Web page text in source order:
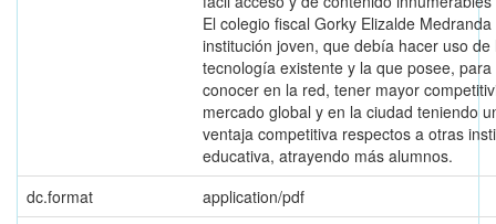
El colegio fiscal Gorky Elizalde
institución joven, que debía hacer uso de
tecnología existente y la que posee,
conocer en la red, tener mayor
mercado global y en la ciudad teniendo
ventaja competitiva respectos a otras
educativa, atrayendo más alumnos.
dc.format
application/pdf